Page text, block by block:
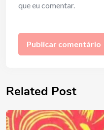
que eu comentar.
Related Post